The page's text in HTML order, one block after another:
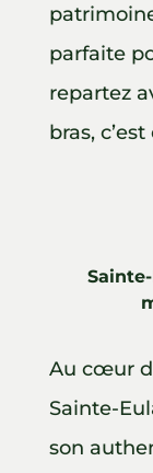
parfaite
repartez
bras,
Au cœur
Sainte-
son